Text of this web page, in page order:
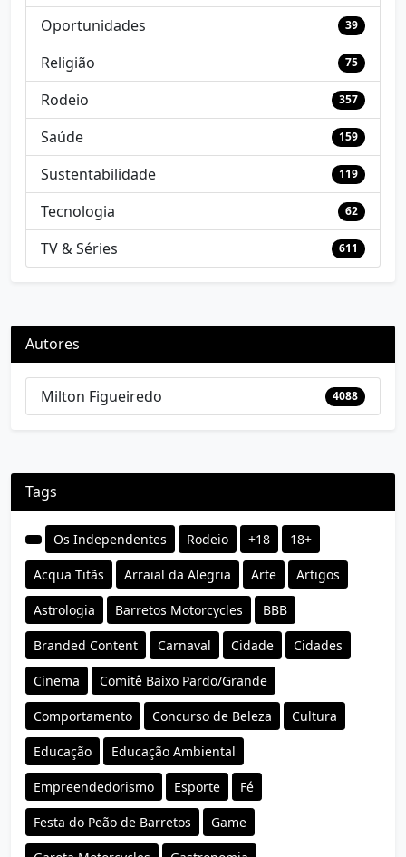
Oportunidades 39
Religião 75
Rodeio 357
Saúde 159
Sustentabilidade 119
Tecnologia 62
TV & Séries 611
Autores
Milton Figueiredo 4088
Tags
Os Independentes Rodeio +18 18+
Acqua Titãs Arraial da Alegria Arte Artigos
Astrologia Barretos Motorcycles BBB
Branded Content Carnaval Cidade Cidades
Cinema Comitê Baixo Pardo/Grande
Comportamento Concurso de Beleza Cultura
Educação Educação Ambiental
Empreendedorismo Esporte Fé
Festa do Peão de Barretos Game